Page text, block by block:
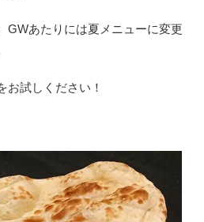
GWあたりには夏メニューに変更
お試しください！